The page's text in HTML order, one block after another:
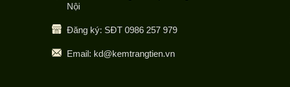
Nội
Đăng ký: SĐT 0986 257 979
Email: kd@kemtrangtien.vn